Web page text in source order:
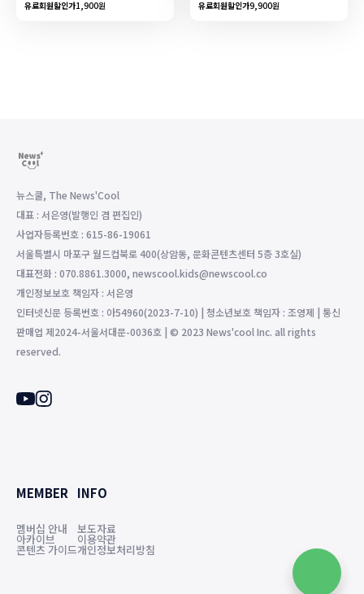
유료회원할인가1,900원
유료회원할인가9,900원
뉴스쿨, The News'Cool
대표 : 서은영(발행인 겸 편집인)
사업자등록번호 : 615-86-19061
서울특별시 마포구 월드컵북로 400(상암동, 문화콘텐츠센터 5층 3호실)
대표전화 : 070.8861.3000, newscool.kids@newscool.co
개인정보보호 책임자 : 서은영
인터넷신문 등록번호 : 아54960(2023-7-10) | 청소년보호 책임자 : 조영제 | 통신
판매업 제2024-서울서대문-0036호 | © 2023 News'cool Inc. all rights
reserved.
MEMBER
멤버십 안내
아카이브
콘텐츠 가이드
INFO
보도자료
이용약관
개인정보처리방침